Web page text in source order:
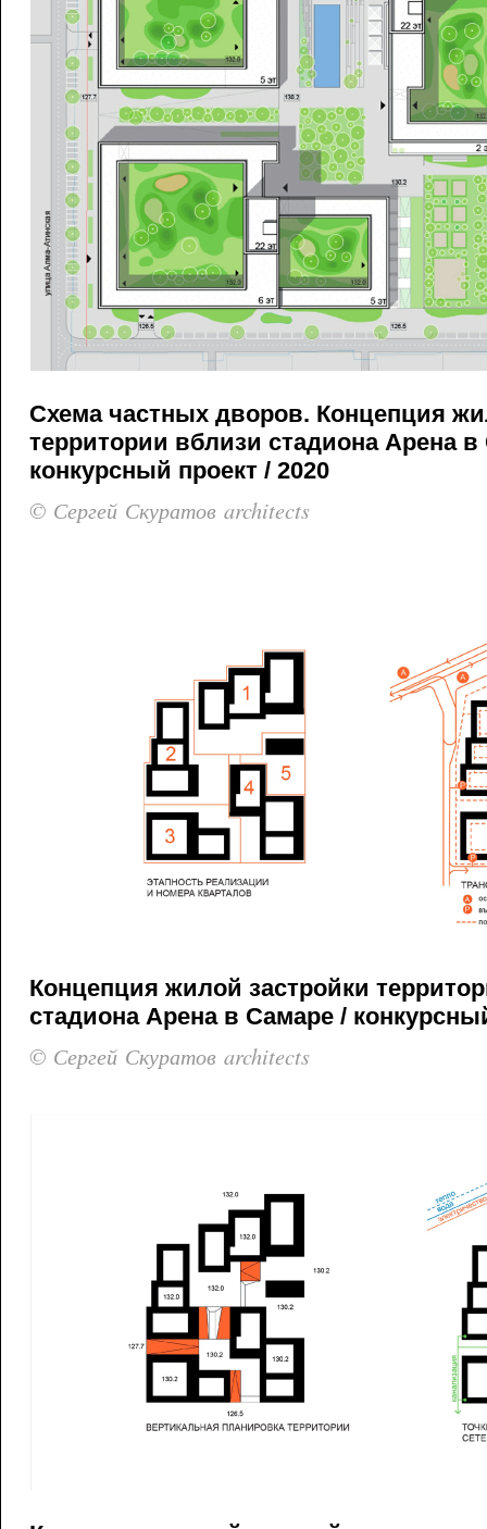
Схема частных дворов. Концепция
территории вблизи стадиона Арена
конкурсный проект / 2020
© Сергей Скуратов architects
Концепция жилой застройки
стадиона Арена в Самаре /
© Сергей Скуратов architects